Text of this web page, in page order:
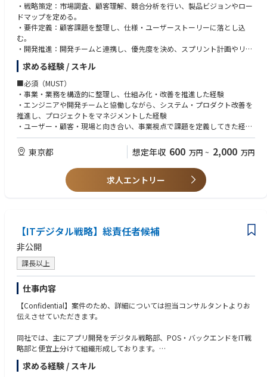
・戦略策定：市場調査、顧客理解、競合分析を行い、製品ビジョンやロー
ドマップを定める。
・要件定義：顧客課題を整理し、仕様・ユーザーストーリーに落とし込
む。
・開発推進：開発チームと連携し、優先度を決め、スプリント計画やリリ
ースを管理する。
・成果検証：KPI やユーザー行動データをもとに製品の効果を測定し、改
善を繰り返す。
・ステークホルダー調整：経営陣・顧客・営業・サポートなど多様な利害
関係者と意思疎通を図る。
求める経験 / スキル
■必須（MUST）
・事業・業務を構造的に整理し、仕組み化・改善を推進した経験
・エンジニアや開発チームと協働しながら、システム・プロダクト改善を
推進し、プロジェクトをマネジメントした経験
・ユーザー・顧客・現場と向き合い、事業視点で課題を定義してきた経験
（アグリゲーション事業配属の場合）
・英語ドキュメントの読解や、実務上のコミュニケーションに抵抗がない
こと
■歓迎（WANT）
・電力・エネルギー・アグリゲーション領域に関する知識
・SaaSプロダクトに対して、プロダクトの機能と優先度について、チーム
をリードしたことがある方
東京都 想定年収 600 万円 ~ 2,000 万円
求人エントリー
【ITデジタル戦略】総責任者候補
非公開
課長以上
仕事内容
【Confidential】案件のため、詳細については担当コンサルタントよりお
伝えさせていただきます。
同社では、主にアプリ開発をデジタル戦略部、POS・バックエンドをIT戦
略部と便宜上分けて組織形成しております。
また、現在はAIネイティブ企業となるべくAI活用推進を強化しておりま
す。求める経験 / スキル